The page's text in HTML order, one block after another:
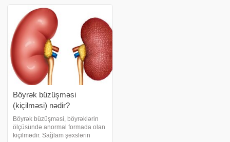
geni normaldırsa uşaq normal,
biri dəyişikliyə məruz qalırs
Böyrək büzüşməsi
(kiçilməsi) nədir?
Böyrək büzüşməsi, böyrəklərin
ölçüsündə anormal formada olan
kiçilmədir. Sağlam şəxslərin